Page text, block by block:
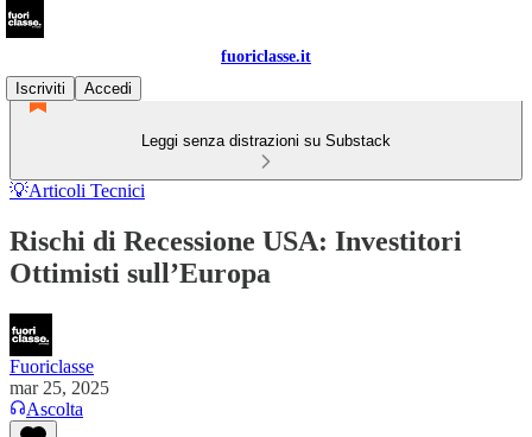
fuoriclasse.it
Iscriviti
Accedi
Leggi senza distrazioni su Substack
💡Articoli Tecnici
Rischi di Recessione USA: Investitori
Ottimisti sull’Europa
Fuoriclasse
mar 25, 2025
Ascolta